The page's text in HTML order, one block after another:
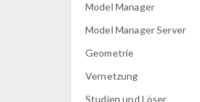
Model Manager
Model Manager Server
Geometrie
Vernetzung
Studien und Löser